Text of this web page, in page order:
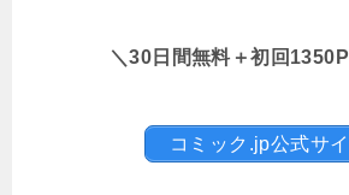
＼30日間無料＋初回
コミック.jp公式サイ